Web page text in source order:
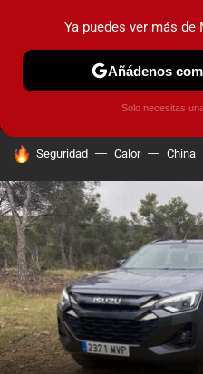
MENÚ
COCHES
HOY SE HABLA DE
Seguridad Calor China
Ya puedes ver más
Añádenos
Solo necesitas